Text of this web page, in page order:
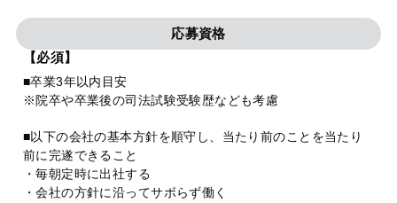
応募資格
【必須】
■卒業3年以内目安
※院卒や卒業後の司法試験受験歴なども考慮
■以下の会社の基本方針を順守し、当たり前のことを当たり
前に完遂できること
・毎朝定時に出社する
・会社の方針に沿ってサボらず働く